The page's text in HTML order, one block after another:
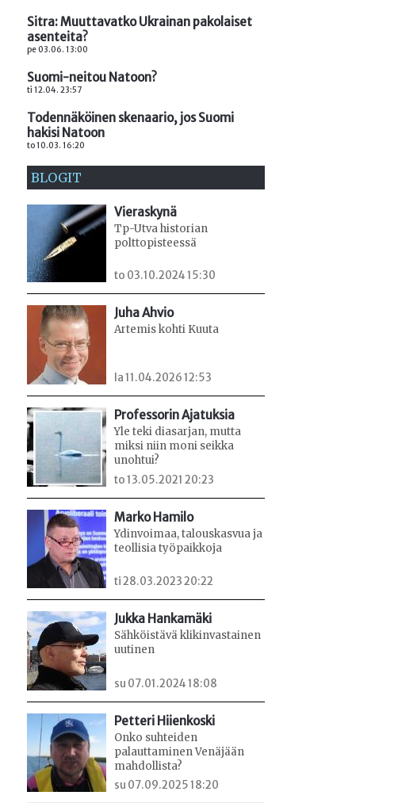
Sitra: Muuttavatko Ukrainan pakolaiset
asenteita?
pe 03.06. 13:00
Suomi-neitou Natoon?
ti 12.04. 23:57
Todennäköinen skenaario, jos Suomi
hakisi Natoon
to 10.03. 16:20
BLOGIT
Vieraskynä
Tp-Utva historian
polttopisteessä
to 03.10.2024 15:30
Juha Ahvio
Artemis kohti Kuuta
la 11.04.2026 12:53
Professorin Ajatuksia
Yle teki diasarjan, mutta
miksi niin moni seikka
unohtui?
to 13.05.2021 20:23
Marko Hamilo
Ydinvoimaa, talouskasvua ja
teollisia työpaikkoja
ti 28.03.2023 20:22
Jukka Hankamäki
Sähköistävä klikinvastainen
uutinen
su 07.01.2024 18:08
Petteri Hiienkoski
Onko suhteiden
palauttaminen Venäjään
mahdollista?
su 07.09.2025 18:20